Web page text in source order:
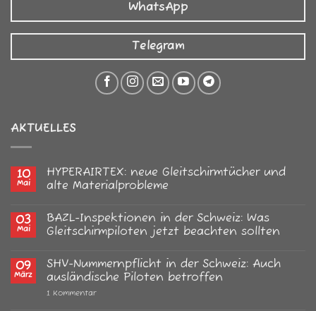
WhatsApp
Telegram
AKTUELLES
10
Mai
HYPERAIRTEX: neue Gleitschirmtücher und
alte Materialprobleme
zu
HYPERAIRTEX:
neue
alte
Materialprobleme
03
Mai
BAZL-Inspektionen in der Schweiz: Was
Gleitschirmpiloten jetzt beachten sollten
zu
BAZL-
Inspektionen
in
09
März
SHV-Nummernpflicht in der Schweiz: Auch
ausländische Piloten betroffen
1 Kommentarzu